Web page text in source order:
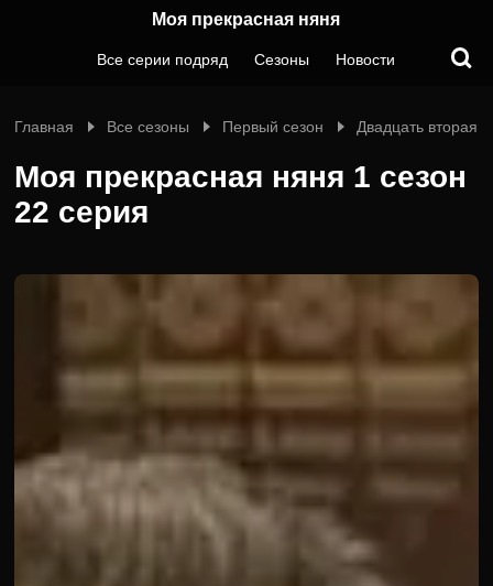
Моя прекрасная няня
Все серии подряд Сезоны Новости
Главная Все сезоны Первый сезон Двадцать вторая
Моя прекрасная няня 1 сезон
22 серия